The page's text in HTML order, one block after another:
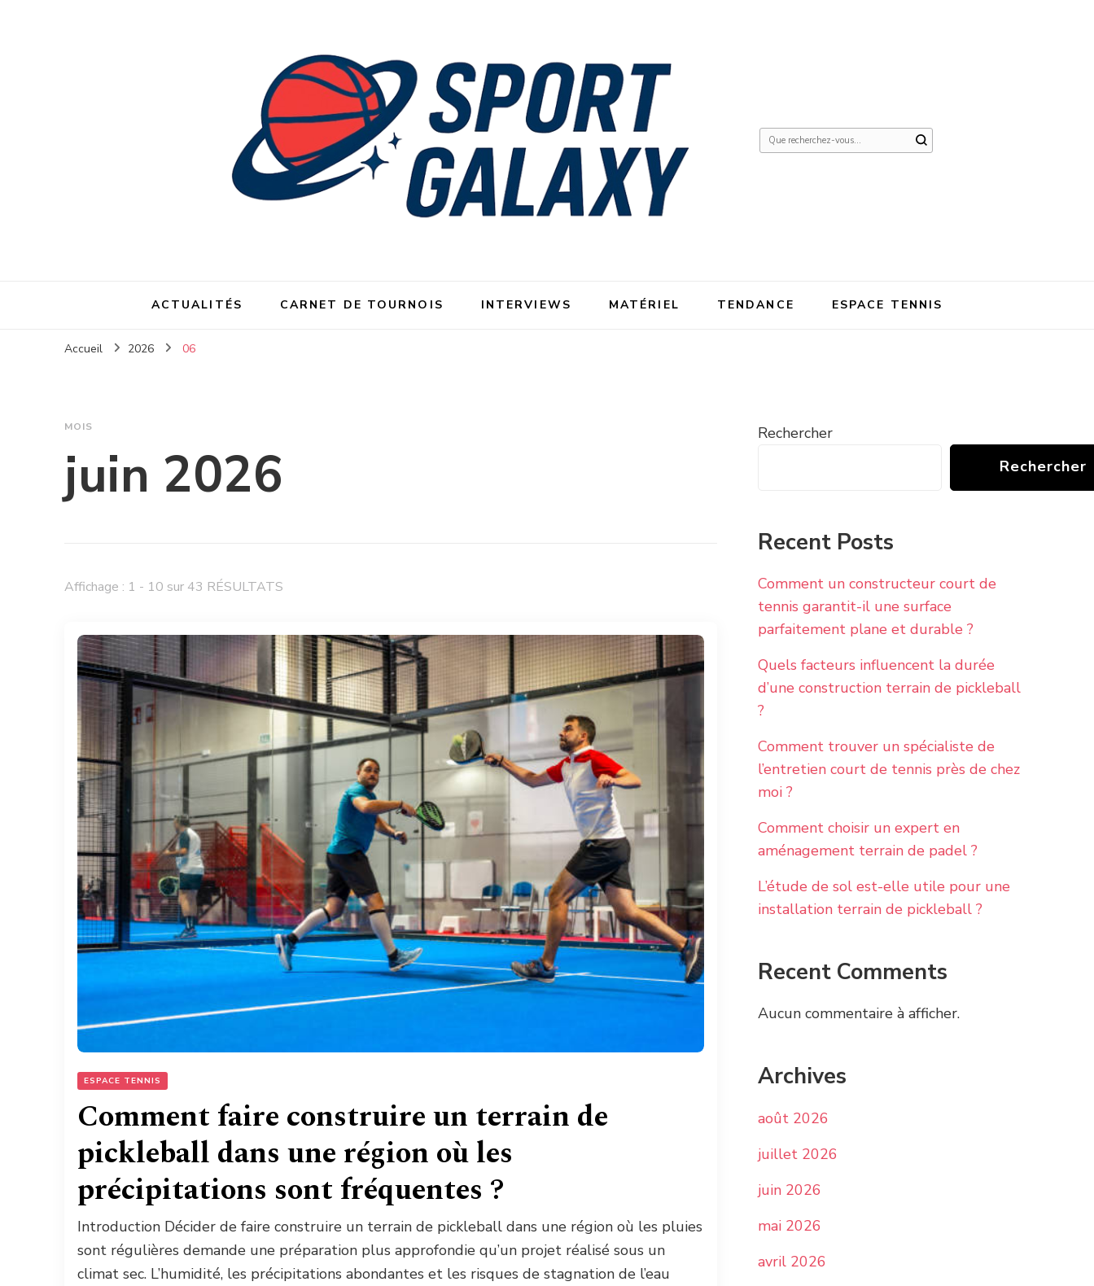
Vous
ACTUALITÉS CARNET DE TOURNOIS INTERVIEWS MATÉRIEL TENDANCE ESPACE TENNIS
Accueil 2026 06
MOIS
juin 2026
Affichage : 1 - 10 sur 43 RÉSULTATS
ESPACE TENNIS
Comment faire construire un terrain de
pickleball dans une région où les
précipitations sont fréquentes ?
Introduction Décider de faire construire un terrain de pickleball dans une région où les pluies
sont régulières demande une préparation plus approfondie qu’un projet réalisé sous un
climat sec. L’humidité, les précipitations abondantes et les risques de stagnation de l’eau
Rechercher
Rechercher
Recent Posts
Comment un constructeur court de
tennis garantit-il une surface
parfaitement plane et durable ?
Quels facteurs influencent la durée
d’une construction terrain de pickleball
?
Comment trouver un spécialiste de
l’entretien court de tennis près de chez
moi ?
Comment choisir un expert en
aménagement terrain de padel ?
L’étude de sol est-elle utile pour une
installation terrain de pickleball ?
Recent Comments
Aucun commentaire à afficher.
Archives
août 2026
juillet 2026
juin 2026
mai 2026
avril 2026